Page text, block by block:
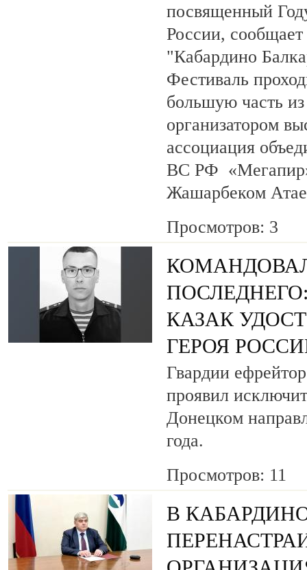
посвященный
России,
"Кабардино
Фестиваль
большую часть
организатором
ассоциация
ВС РФ «Мегапир»
Жашарбеком
Просмотров: 3
КАЗАК
ГЕРОЯ
Гвардии
проявил
Донецком
года.
Просмотров: 11
В